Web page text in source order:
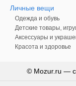
Личные вещи
Одежда и обувь
Детские товары,
Аксессуары и
Красота и здоровье
© Mozur.ru —